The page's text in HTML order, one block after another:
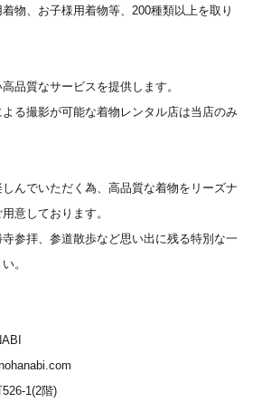
物、お子様用着物等、200種類以上を取り
品質なサービスを提供します。
る撮影が可能な着物レンタル店は当店のみ
んでいただく為、高品質な着物をリーズナ
意しております。
参拝、参道散歩など思い出に残る特別な一
。
1(2階)